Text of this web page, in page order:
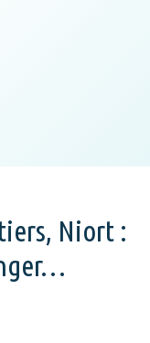
Niort :